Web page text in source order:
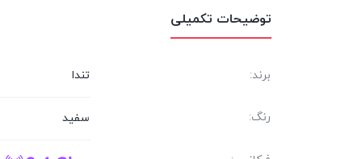
توضیحات تکمیلی
برند: تندا
رنگ: سفید